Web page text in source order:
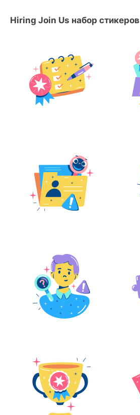
Hiring Join Us набор стикеров